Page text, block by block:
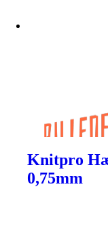
Knitpro
0,75mm